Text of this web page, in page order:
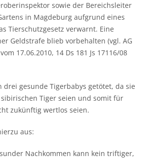
sowie der Bereichsleiter
in Magdeburg aufgrund eines
Tierschutzgesetz verwarnt. Eine
Geldstrafe blieb vorbehalten (vgl. AG
17.06.2010, 14 Ds 181 Js 17116/08
drei gesunde Tigerbabys getötet, da sie
Tiger seien und somit für
zukünftig wertlos seien.
aus:
Nachkommen kann kein triftiger,